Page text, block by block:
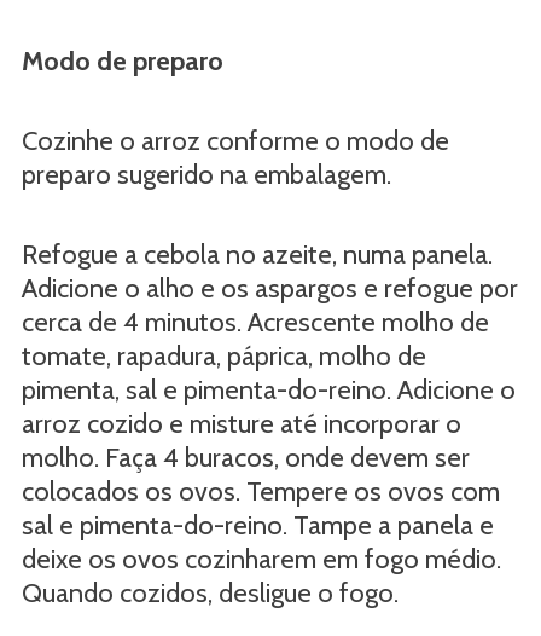
Modo de preparo
Cozinhe o arroz conforme o modo de
preparo sugerido na embalagem.
Refogue a cebola no azeite, numa panela.
Adicione o alho e os aspargos e refogue por
cerca de 4 minutos. Acrescente molho de
tomate, rapadura, páprica, molho de
pimenta, sal e pimenta-do-reino. Adicione o
arroz cozido e misture até incorporar o
molho. Faça 4 buracos, onde devem ser
colocados os ovos. Tempere os ovos com
sal e pimenta-do-reino. Tampe a panela e
deixe os ovos cozinharem em fogo médio.
Quando cozidos, desligue o fogo.